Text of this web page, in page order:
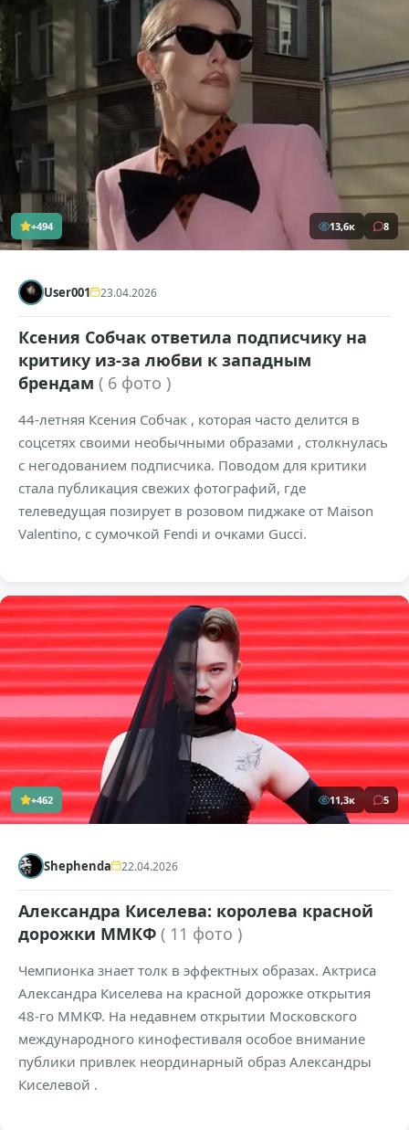
+494 13,6к 8
User001 23.04.2026
Ксения Собчак ответила подписчику на
критику из-за любви к западным
брендам ( 6 фото )
44-летняя Ксения Собчак , которая часто делится в
соцсетях своими необычными образами , столкнулась
с негодованием подписчика. Поводом для критики
стала публикация свежих фотографий, где
телеведущая позирует в розовом пиджаке от Maison
Valentino, с сумочкой Fendi и очками Gucci.
+462 11,3к 5
Shephenda 22.04.2026
Александра Киселева: королева красной
дорожки ММКФ ( 11 фото )
Чемпионка знает толк в эффектных образах. Актриса
Александра Киселева на красной дорожке открытия
48-го ММКФ. На недавнем открытии Московского
международного кинофестиваля особое внимание
публики привлек неординарный образ Александры
Киселевой .